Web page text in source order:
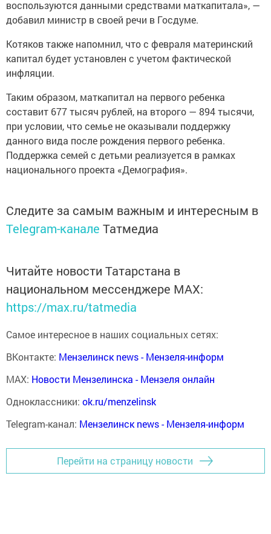
воспользуются данными средствами маткапитала», —
добавил министр в своей речи в Госдуме.
Котяков также напомнил, что с февраля материнский
капитал будет установлен с учетом фактической
инфляции.
Таким образом, маткапитал на первого ребенка
составит 677 тысяч рублей, на второго — 894 тысячи,
при условии, что семье не оказывали поддержку
данного вида после рождения первого ребенка.
Поддержка семей с детьми реализуется в рамках
национального проекта «Демография».
Следите за самым важным и интересным в
Telegram-канале Татмедиа
Читайте новости Татарстана в
национальном мессенджере MАХ:
https://max.ru/tatmedia
Самое интересное в наших социальных сетях:
ВКонтакте: Мензелинск news - Мензеля-информ
MAX: Новости Мензелинска - Мензеля онлайн
Одноклассники: ok.ru/menzelinsk
Telegram-канал: Мензелинск news - Мензеля-информ
Перейти на страницу новости